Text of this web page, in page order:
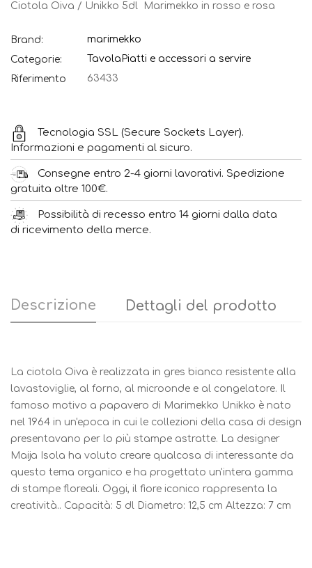
Ciotola Oiva / Unikko 5dl Marimekko in rosso e rosa
Brand:
marimekko
Categorie:
Tavola Piatti e accessori a servire
Riferimento
63433
Tecnologia SSL (Secure Sockets Layer).
Informazioni e pagamenti al sicuro.
Consegne entro 2-4 giorni lavorativi. Spedizione
gratuita oltre 100€.
Possibilità di recesso entro 14 giorni dalla data
di ricevimento della merce.
Descrizione Dettagli del prodotto
La ciotola Oiva è realizzata in gres bianco resistente alla
lavastoviglie, al forno, al microonde e al congelatore. Il
famoso motivo a papavero di Marimekko Unikko è nato
nel 1964 in un'epoca in cui le collezioni della casa di design
presentavano per lo più stampe astratte. La designer
Maija Isola ha voluto creare qualcosa di interessante da
questo tema organico e ha progettato un'intera gamma
di stampe floreali. Oggi, il fiore iconico rappresenta la
creatività.. Capacità: 5 dl Diametro: 12,5 cm Altezza: 7 cm